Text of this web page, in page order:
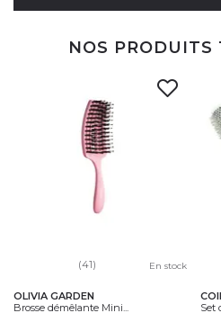
NOS PRODUITS
(41) En stock
OLIVIA GARDEN
Brosse démêlante Mini...
Set